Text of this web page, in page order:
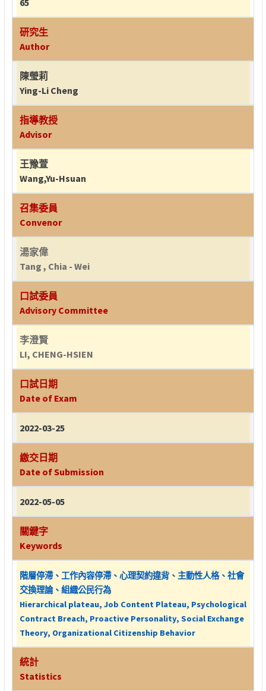
研究生
Author
陳瑩莉
Ying-Li Cheng
指導教授
Advisor
王豫萱
Wang,Yu-Hsuan
召集委員
Convenor
湯家偉
Tang , Chia - Wei
口試委員
Advisory Committee
李澄賢
LI, CHENG-HSIEN
口試日期
Date of Exam
2022-03-25
繳交日期
Date of Submission
2022-05-05
關鍵字
Keywords
階層停滯、工作內容停滯、心理契約違背、主動性人格、社會
交換理論、組織公民行為
Hierarchical plateau, Job Content Plateau, Psychological
Contract Breach, Proactive Personality, Social Exchange
Theory, Organizational Citizenship Behavior
統計
Statistics